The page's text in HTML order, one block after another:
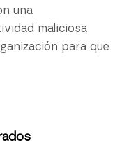
una
maliciosa
para que